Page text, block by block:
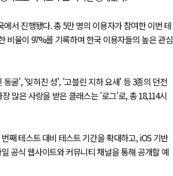
서 진행됐다. 총 5만 명의 이용자가 참여한 이번 테
비율이 97%를 기록하며 한국 이용자들의 높은 관심
굴', '잊혀진 성', '고블린 지하 요새' 등 3종의 던전
많은 사랑을 받은 클래스는 '로그'로, 총 18,114시
째 테스트 대비 테스트 기간을 확대하고, iOS 기반
공식 웹사이트와 커뮤니티 채널을 통해 공개할 예